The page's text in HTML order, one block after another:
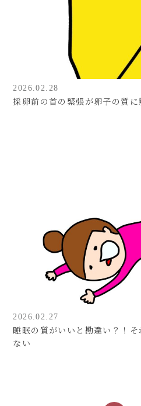
2026.02.28
採卵前の首の緊張が卵子の質に
2026.02.27
睡眠の質がいいと勘違い？！
ない